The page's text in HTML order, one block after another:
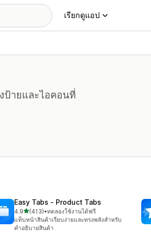
เรียกดูแอป
ป้ายและไอคอนที่
Easy Tabs ‑ Product Tabs
4.9เต็ม 5 ดาว
(413)
ทั้งหมด 413 รีวิว
•ทดลองใช้งานได้ฟรี
แท็บหน้าสินค้าเรียบง่ายและทรงพลังสำหรับ
คำอธิบายสินค้า